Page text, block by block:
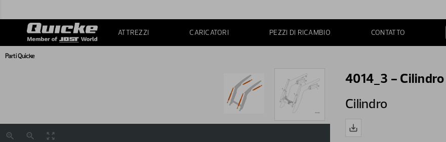
ATTREZZI CARICATORI PEZZI DI RICAMBIO CONTATTO
Parti Quicke
4014_3 - Cilindro
Cilindro